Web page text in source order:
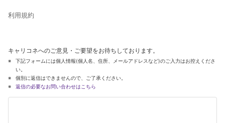
利用規約
キャリコネへのご意見・ご要望をお待ちしております。
下記フォームには個人情報(個人名、住所、メールアドレスなど)のご入力はお控えくださ
い。
個別に返信はできませんので、ご了承ください。
返信の必要なお問い合わせはこちら